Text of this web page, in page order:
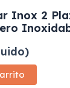
Inox 2